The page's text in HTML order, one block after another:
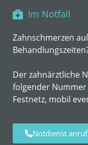
Im Notfall
Zahnschmerzen
Der zahnärztliche
folgender
Festnetz, mobil
Notdienst